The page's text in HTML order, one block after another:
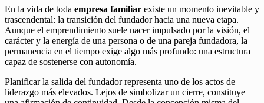
En la vida de toda empresa familiar existe un momento inevitable y
trascendental: la transición del fundador hacia una nueva etapa.
Aunque el emprendimiento suele nacer impulsado por la visión, el
carácter y la energía de una persona o de una pareja fundadora, la
permanencia en el tiempo exige algo más profundo: una estructura
capaz de sostenerse con autonomía.
Planificar la salida del fundador representa uno de los actos de
liderazgo más elevados. Lejos de simbolizar un cierre, constituye